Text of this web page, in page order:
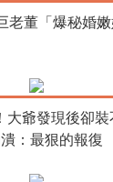
老董「爆秘婚
大爺發現後卻
：最狠的報復